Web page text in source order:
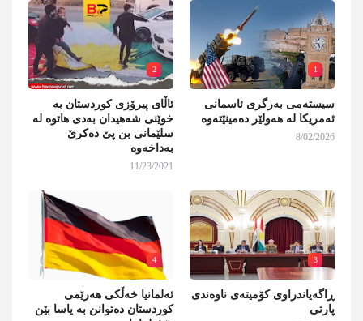
1
سیستەمی بەرگری ئاسمانی
ئەمریکا لە هەولێر دەمینێتەوە
8/02/2026
2
ئاڵای پیرۆزی کوردستان بە
خوێنی شەهیدان بەدی هاتوە لە
سلێمانی بن پێ دەکرێ
بەداخەوە
11/23/2021
3
ڕاگەیاندراوی کۆمیتەی ناوەندی
پارتی
4
ئەلمانیا خەڵکی هەرێمی
کوردستان دەتوانن بە یاسا بێن